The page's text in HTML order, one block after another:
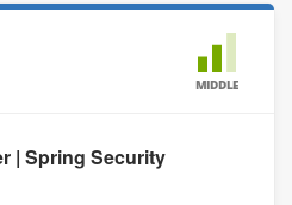
MIDDLE
| Spring Security